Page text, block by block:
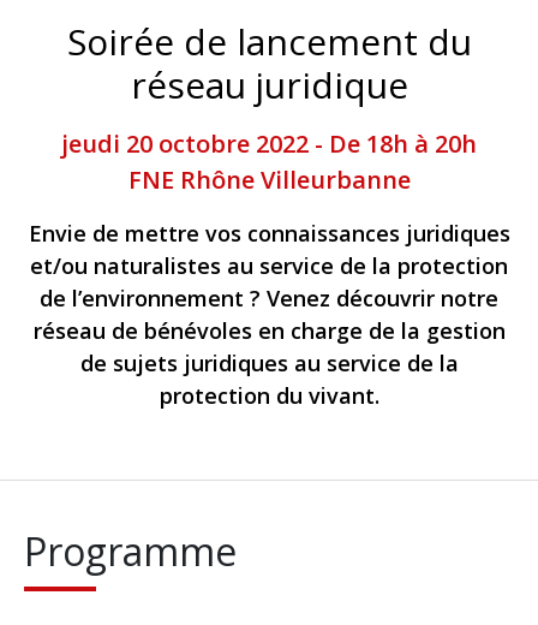
Soirée de lancement du
réseau juridique
jeudi 20 octobre 2022 - De 18h à 20h
FNE Rhône Villeurbanne
Envie de mettre vos connaissances juridiques
et/ou naturalistes au service de la protection
de l’environnement ? Venez découvrir notre
réseau de bénévoles en charge de la gestion
de sujets juridiques au service de la
protection du vivant.
Programme